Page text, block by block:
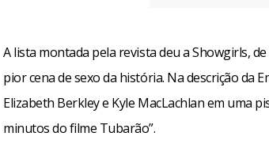
A lista montada pela revista deu a Showgirls,
pior cena de sexo da história. Na descrição da
Elizabeth Berkley e Kyle MacLachlan em uma
minutos do filme Tubarão”.